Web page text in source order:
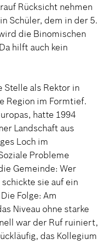
Rücksicht nehmen
Schüler, dem in der 5.
die Binomischen
hilft auch kein
Stelle als Rektor in
Region im Formtief.
hatte 1994
Landschaft aus
Loch im
Probleme
Gemeinde: Wer
sie auf ein
Folge: Am
Niveau ohne starke
war der Ruf ruiniert,
das Kollegium